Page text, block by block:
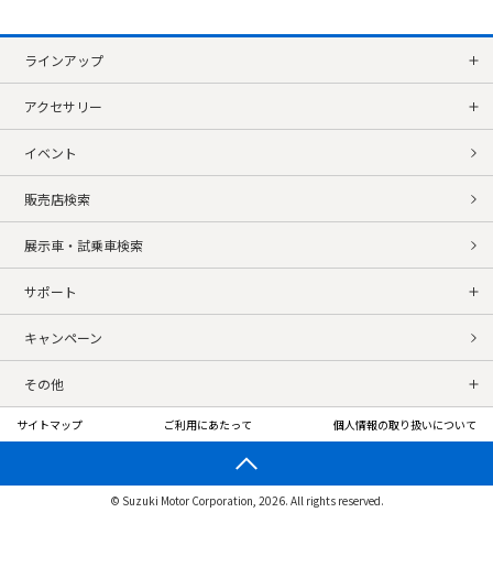
ラインアップ
アクセサリー
イベント
販売店検索
展示車・試乗車検索
サポート
キャンペーン
その他
サイトマップ ご利用にあたって 個人情報の取り扱いについて
© Suzuki Motor Corporation, 2026. All rights reserved.